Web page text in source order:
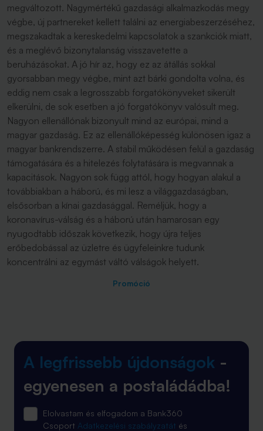
megváltozott. Nagymértékű gazdasági alkalmazkodás megy
végbe, új partnereket kellett találni az energiabeszerzéséhez,
megszakadtak a kereskedelmi kapcsolatok a szankciók miatt,
és a meglévő bizonytalanság visszavetette a
beruházásokat. A jó hír az, hogy ez az átállás sokkal
gyorsabban megy végbe, mint azt bárki gondolta volna, és
eddig nem csak a legrosszabb forgatókönyveket sikerült
elkerülni, de sok esetben a jó forgatókönyv valósult meg.
Nagyon ellenállónak bizonyult mind az európai, mind a
magyar gazdaság. Ez az ellenállóképesség különösen igaz a
magyar bankrendszerre. A stabil működésen felül a gazdaság
támogatására és a hitelezés folytatására is megvannak a
kapacitások. Nagyon sok függ attól, hogy hogyan alakul a
továbbiakban a háború, és mi lesz a világgazdaságban,
elsősorban a kínai gazdasággal. Reméljük, hogy a
koronavírus-válság és a háború után hamarosan egy
nyugodtabb időszak következik, hogy újra teljes
erőbedobással az üzletre és ügyfeleinkre tudunk
koncentrálni az egymást váltó válságok helyett.
Promóció
A legfrissebb újdonságok -
egyenesen a postaládádba!
Elolvastam és elfogadom a Bank360
Csoport Adatkezelési szabályzatát és